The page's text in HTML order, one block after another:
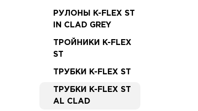
РУЛОНЫ K-FLEX ST
IN CLAD GREY
ТРОЙНИКИ K-FLEX
ST
ТРУБКИ K-FLEX ST
ТРУБКИ K-FLEX ST
AL CLAD